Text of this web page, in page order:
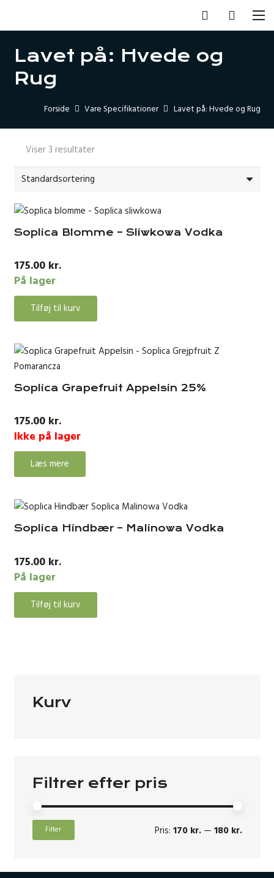
Lavet på: Hvede og
Rug
Forside Vare Specifikationer Lavet på: Hvede og Rug
Viser 3 resultater
Soplica Blomme – Sliwkowa Vodka
175.00 kr.
På lager
Tilføj til kurv
Soplica Grapefruit Appelsin 25%
175.00 kr.
Ikke på lager
Læs mere
Soplica Hindbær – Malinowa Vodka
175.00 kr.
På lager
Tilføj til kurv
Kurv
Filtrer efter pris
Filter Pris: 170 kr.— 180 kr.